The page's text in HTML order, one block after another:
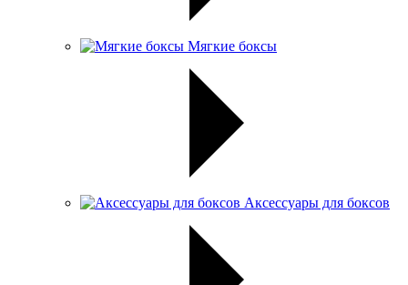
Мягкие боксы
Аксессуары для боксов